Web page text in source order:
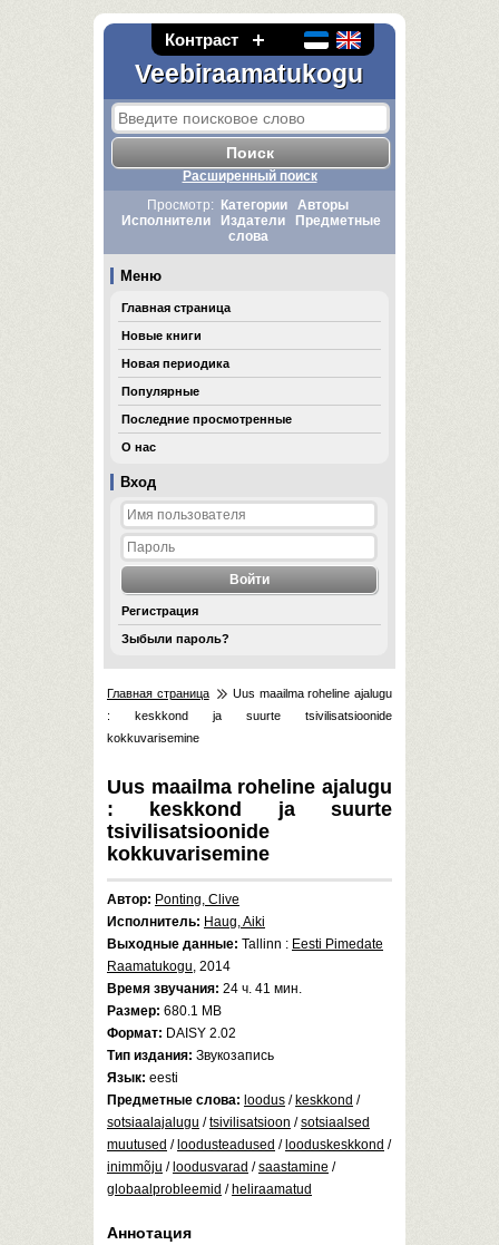
Контраст
Veebiraamatukogu
Вход
Регистрация
Зыбыли пароль?
Расширенный поиск
Просмотр:
Категории
Авторы
Исполнители
Издатели
Предметные
слова
Меню
Главная страница
Новые книги
Новая периодика
Популярные
Последние просмотренные
О нас
Главная страница
Uus maailma roheline ajalugu
: keskkond ja suurte tsivilisatsioonide
kokkuvarisemine
Uus maailma roheline ajalugu
: keskkond ja suurte
tsivilisatsioonide
kokkuvarisemine
Автор: Ponting, Clive
Исполнитель: Haug, Aiki
Выходные данные: Tallinn : Eesti Pimedate
Raamatukogu, 2014
Время звучания: 24 ч. 41 мин.
Размер: 680.1 MB
Формат: DAISY 2.02
Тип издания: Звукозапись
Язык: eesti
Предметные слова: loodus / keskkond /
sotsiaalajalugu /tsivilisatsioon /sotsiaalsed
muutused / loodusteadused / looduskeskkond /
inimmõju / loodusvarad /saastamine /
globaalprobleemid / heliraamatud
Аннотация